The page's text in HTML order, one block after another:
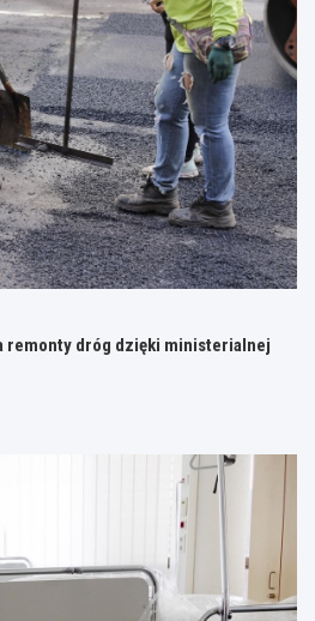
remonty dróg dzięki ministerialnej